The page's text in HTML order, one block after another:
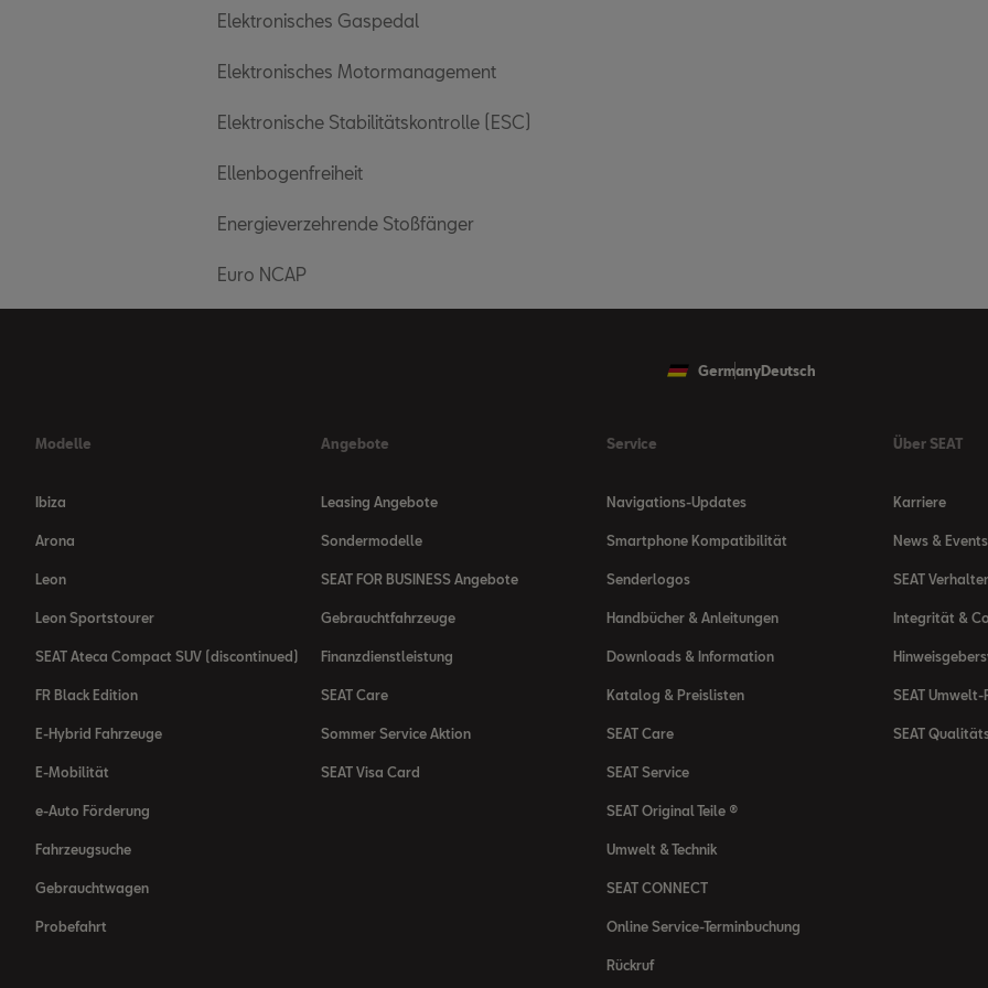
Elektronisches Gaspedal
Elektronisches Motormanagement
Elektronische Stabilitätskontrolle (ESC)
Ellenbogenfreiheit
Energieverzehrende Stoßfänger
Euro NCAP
GermanyDeutsch
Modelle
Ibiza
Arona
Leon
Leon Sportstourer
SEAT Ateca Compact SUV (discontinued)
FR Black Edition
E-Hybrid Fahrzeuge
E-Mobilität
e-Auto Förderung
Fahrzeugsuche
Gebrauchtwagen
Probefahrt
Angebote
Leasing Angebote
Sondermodelle
SEAT FOR BUSINESS Angebote
Gebrauchtfahrzeuge
Finanzdienstleistung
SEAT Care
Sommer Service Aktion
SEAT Visa Card
Service
Navigations-Updates
Smartphone Kompatibilität
Senderlogos
Handbücher & Anleitungen
Downloads & Information
Katalog & Preislisten
SEAT Care
SEAT Service
SEAT Original Teile ®
Umwelt & Technik
SEAT CONNECT
Online Service-Terminbuchung
Rückruf
Über SEAT
Karriere
News & Events
SEAT
Integrität &
SEAT
SEAT